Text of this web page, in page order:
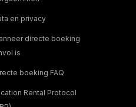
en privacy
directe boeking
is
boeking FAQ
Rental Protocol